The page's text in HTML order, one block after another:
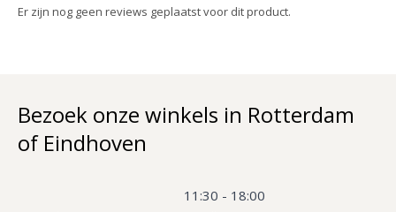
Er zijn nog geen reviews geplaatst voor dit product.
Bezoek onze winkels in Rotterdam
of Eindhoven
11:30 - 18:00